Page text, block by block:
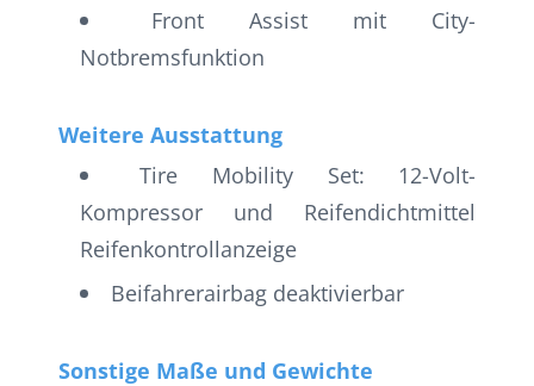
Front Assist mit City-
Notbremsfunktion
Weitere Ausstattung
Tire Mobility Set: 12-Volt-
Kompressor und Reifendichtmittel
Reifenkontrollanzeige
Beifahrerairbag deaktivierbar
Sonstige Maße und Gewichte